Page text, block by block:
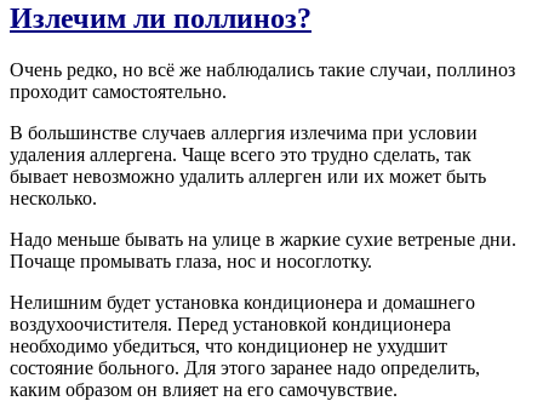
Излечим ли поллиноз?
Очень редко, но всё же наблюдались такие случаи, поллиноз
проходит самостоятельно.
В большинстве случаев аллергия излечима при условии
удаления аллергена. Чаще всего это трудно сделать, так
бывает невозможно удалить аллерген или их может быть
несколько.
Надо меньше бывать на улице в жаркие сухие ветреные дни.
Почаще промывать глаза, нос и носоглотку.
Нелишним будет установка кондиционера и домашнего
воздухоочистителя. Перед установкой кондиционера
необходимо убедиться, что кондиционер не ухудшит
состояние больного. Для этого заранее надо определить,
каким образом он влияет на его самочувствие.